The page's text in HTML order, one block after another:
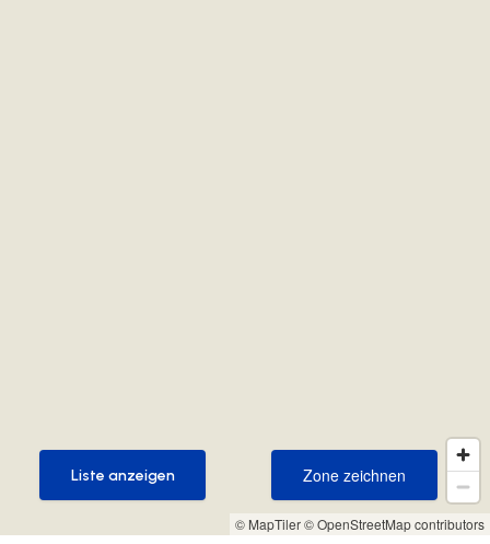
© MapTiler© OpenStreetMap contributors
Zone zeichnen
Zone zeichnen
Liste anzeigen
Liste anzeigen